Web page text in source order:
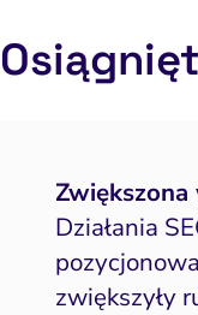
Działania
zwiększyły